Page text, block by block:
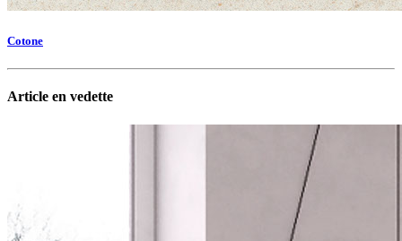
Cotone
Article en vedette